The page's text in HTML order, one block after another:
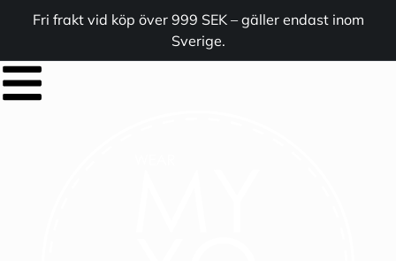
Fri frakt vid köp över 999 SEK – gäller endast inom
Sverige.